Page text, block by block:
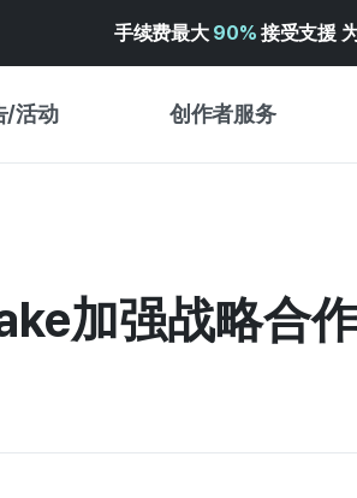
手续费最大 90% 接受支援
/活动 创作者服务
帮助中心 ↗︎
WADIZ 奖励 ↗︎
加强战略合